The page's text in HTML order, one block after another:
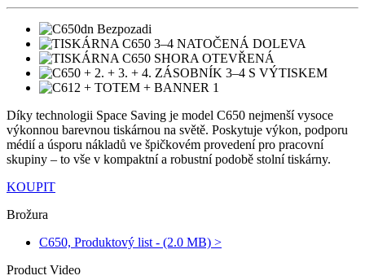
Díky technologii Space Saving je model C650 nejmenší vysoce
výkonnou barevnou tiskárnou na světě. Poskytuje výkon, podporu
médií a úsporu nákladů ve špičkovém provedení pro pracovní
skupiny – to vše v kompaktní a robustní podobě stolní tiskárny.
KOUPIT
Brožura
C650, Produktový list - (2.0 MB) >
Product Video